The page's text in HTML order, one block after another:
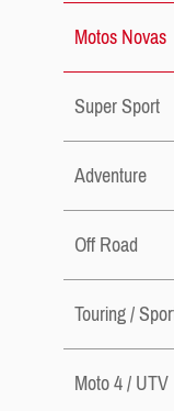
Motos Novas
Super Sport
Adventure
Off Road
Touring /
Moto 4 / UTV